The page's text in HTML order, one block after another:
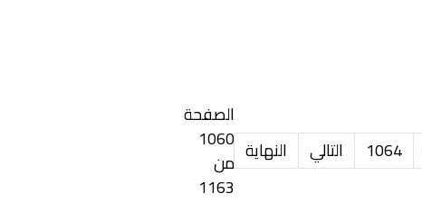
1064 التالي النهاية
الصفحة
1060
من
1163